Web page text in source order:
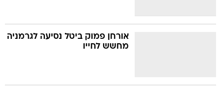
אורחן פמוק ביטל נסיעה לגרמניה
מחשש לחייו